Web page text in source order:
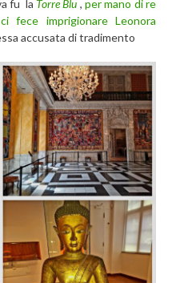
fu la Torre Blu ,per mano di re
fece imprigionare Leonora
accusata di tradimento